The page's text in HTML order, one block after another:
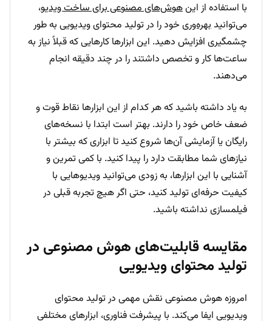
با استفاده از اینهوش‌های مصنوعی برای ساخت ویدیو،
می‌توانیدبهره‌وری خود را در تولید محتوای ویدیویی به طور
چشمگیری افزایش دهید. این ابزارها کارهایی که قبلاً نیاز به
ساعت‌ها کار و تخصص داشتند را در چند دقیقه انجام
می‌دهند.
به یاد داشته باشید که هر کدام از این ابزارها نقاط قوت و
ضعف خاص خود را دارند. بهتر است ابتدا با نسخه‌های
رایگان یا آزمایشی آن‌ها شروع کنید تا ابزاری که بیشتر با
نیازهای شما مطابقت دارد را پیدا کنید. با کمی تمرین و
آشنایی با این ابزارها، به زودی می‌توانید ویدیوهایی با
کیفیت حرفه‌ای تولید کنید، حتی اگر هیچ تجربه قبلی در
فیلمسازی نداشته باشید.
مقایسه قابلیت‌های هوش مصنوعی در
تولید محتوای ویدیویی
امروزه هوش مصنوعی نقش مهمی در تولید محتوای
ویدیویی ایفا می‌کند. با پیشرفت فناوری، ابزارهای مختلفی